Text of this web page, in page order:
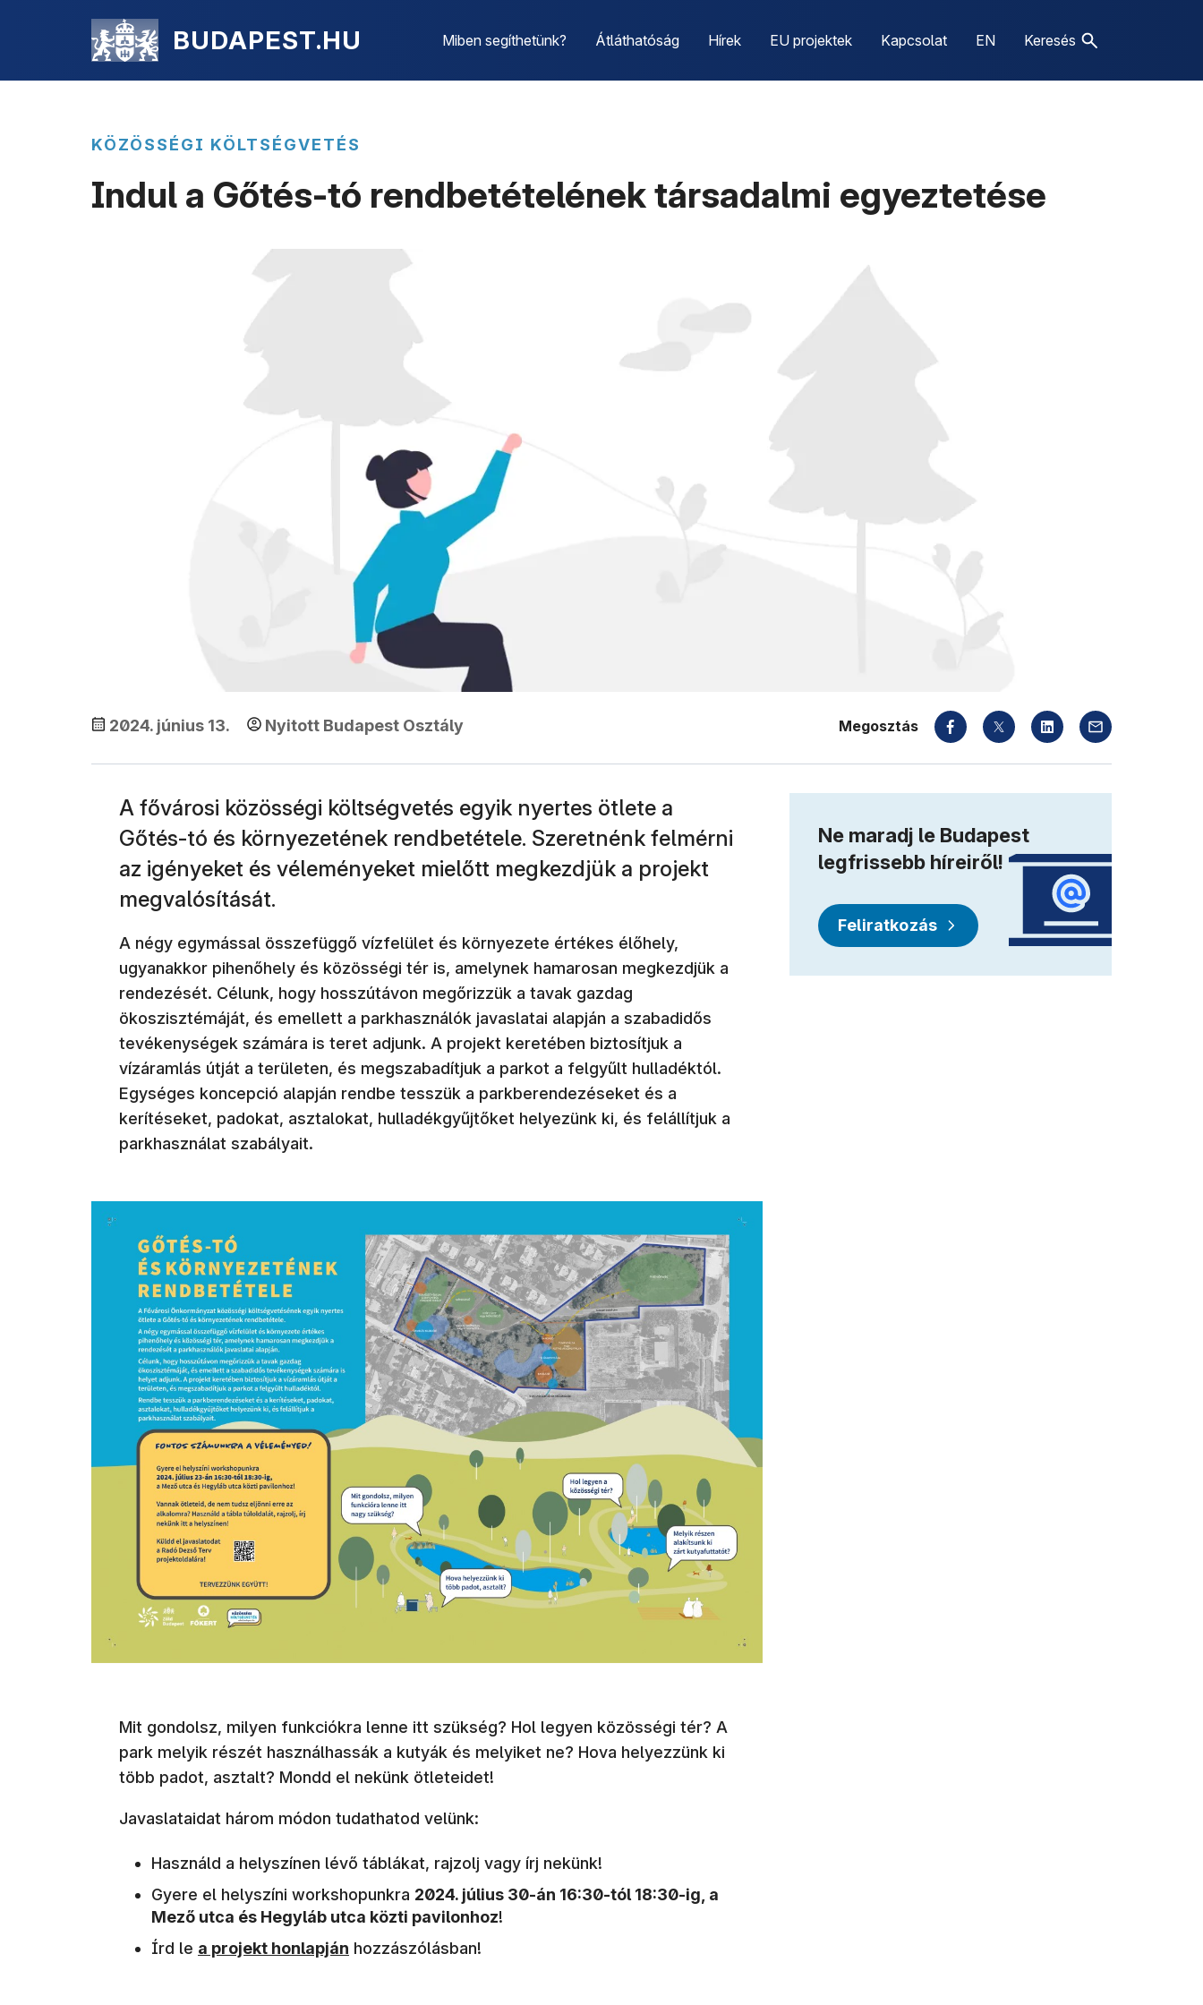
BUDAPEST.HU Miben segíthetünk? Átláthatóság Hírek EU projektek Kapcsolat EN Keresés
KÖZÖSSÉGI KÖLTSÉGVETÉS
Indul a Gőtés-tó rendbetételének társadalmi egyeztetése
2024. június 13. Nyitott Budapest Osztály Megosztás
A fővárosi közösségi költségvetés egyik nyertes ötlete a
Gőtés-tó és környezetének rendbetétele. Szeretnénk felmérni
az igényeket és véleményeket mielőtt megkezdjük a projekt
megvalósítását.
A négy egymással összefüggő vízfelület és környezete értékes élőhely,
ugyanakkor pihenőhely és közösségi tér is, amelynek hamarosan megkezdjük a
rendezését. Célunk, hogy hosszútávon megőrizzük a tavak gazdag
ökoszisztémáját, és emellett a parkhasználók javaslatai alapján a szabadidős
tevékenységek számára is teret adjunk. A projekt keretében biztosítjuk a
vízáramlás útját a területen, és megszabadítjuk a parkot a felgyűlt hulladéktól.
Egységes koncepció alapján rendbe tesszük a parkberendezéseket és a
kerítéseket, padokat, asztalokat, hulladékgyűjtőket helyezünk ki, és felállítjuk a
parkhasználat szabályait.
Mit gondolsz, milyen funkciókra lenne itt szükség? Hol legyen közösségi tér? A
park melyik részét használhassák a kutyák és melyiket ne? Hova helyezzünk ki
több padot, asztalt? Mondd el nekünk ötleteidet!
Javaslataidat három módon tudathatod velünk:
Használd a helyszínen lévő táblákat, rajzolj vagy írj nekünk!
Gyere el helyszíni workshopunkra 2024. július 30-án 16:30-tól 18:30-ig, a
Mező utca és Hegyláb utca közti pavilonhoz!
Írd le (új ablakban nyílik meg)
a projekt honlapján hozzászólásban!
Ne maradj le Budapest
legfrissebb híreiről!
Feliratkozás